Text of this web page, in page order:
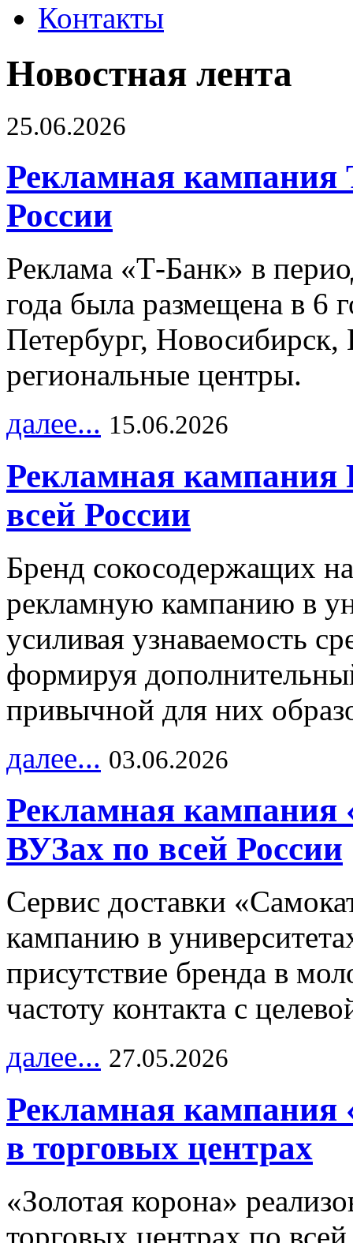
Контакты
Новостная лента
25.06.2026
Рекламная кампания
России
Реклама «Т-Банк» в
года была размещена в 6
Петербург,
региональные центры.
далее... 15.06.2026
Рекламная
всей России
Бренд сокосодержащих
рекламную кампанию в
усиливая узнаваемость
формируя
привычной для них
далее... 03.06.2026
Рекламная кампания
ВУЗах по всей России
Сервис доставки
кампанию в
присутствие бренда в
частоту контакта с
далее... 27.05.2026
Рекламная кампания
в торговых центрах
«Золотая корона»